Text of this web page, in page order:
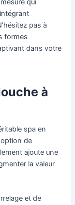
qui
pas à
formes
dans votre
à
spa en
option de
ajoute une
la valeur
et de